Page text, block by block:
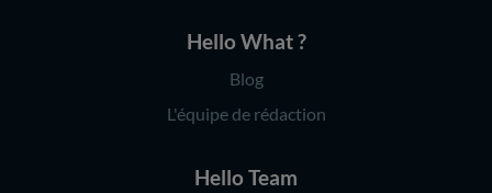
Hello What ?
Blog
L'équipe de rédaction
Hello Team